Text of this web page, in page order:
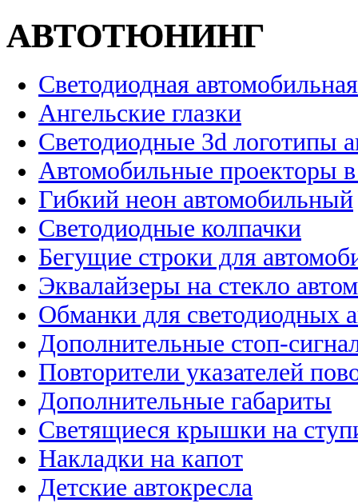
АВТОТЮНИНГ
Светодиодная
Ангельские глазки
Светодиодные 3d логотипы
Автомобильные проекторы
Гибкий неон автомобильный
Светодиодные колпачки
Бегущие строки для
Эквалайзеры на стекло
Обманки для светодиодных
Дополнительные стоп-
Повторители указателей
Дополнительные габариты
Светящиеся крышки на
Накладки на капот
Детские автокресла